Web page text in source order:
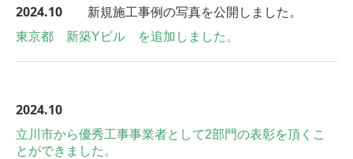
2024.10 新規施工事例の写真を公開しました。
東京都 新築Yビル を追加しました。
2024.10
立川市から優秀工事事業者として2部門の表彰を頂くこ
とができました。